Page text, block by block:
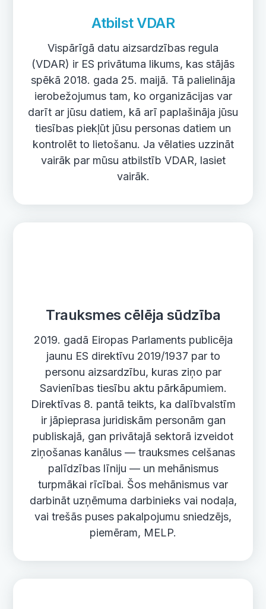
Atbilst VDAR
Vispārīgā datu aizsardzības regula
(VDAR) ir ES privātuma likums, kas stājās
spēkā 2018. gada 25. maijā. Tā palielināja
ierobežojumus tam, ko organizācijas var
darīt ar jūsu datiem, kā arī paplašināja jūsu
tiesības piekļūt jūsu personas datiem un
kontrolēt to lietošanu. Ja vēlaties uzzināt
vairāk par mūsu atbilstīb VDAR, lasiet
vairāk.
Trauksmes cēlēja sūdzība
2019. gadā Eiropas Parlaments publicēja
jaunu ES direktīvu 2019/1937 par to
personu aizsardzību, kuras ziņo par
Savienības tiesību aktu pārkāpumiem.
Direktīvas 8. pantā teikts, ka dalībvalstīm
ir jāpieprasa juridiskām personām gan
publiskajā, gan privātajā sektorā izveidot
ziņošanas kanālus — trauksmes celšanas
palīdzības līniju — un mehānismus
turpmākai rīcībai. Šos mehānismus var
darbināt uzņēmuma darbinieks vai nodaļa,
vai trešās puses pakalpojumu sniedzējs,
piemēram, MELP.